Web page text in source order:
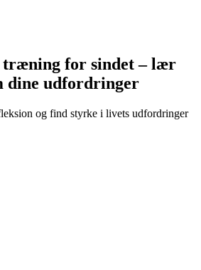
træning for sindet – lær
dine udfordringer
og find styrke i livets udfordringer